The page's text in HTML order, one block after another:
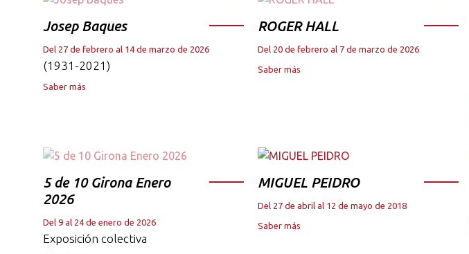
Josep Baques
Del 27 de febrero al 14 de marzo de 2026
(1931-2021)
Saber más
ROGER HALL
Del 20 de febrero al 7 de marzo de 2026
Saber más
5 de 10 Girona Enero
2026
Del 9 al 24 de enero de 2026
Exposición colectiva
MIGUEL PEIDRO
Del 27 de abril al 12 de mayo de 2018
Saber más